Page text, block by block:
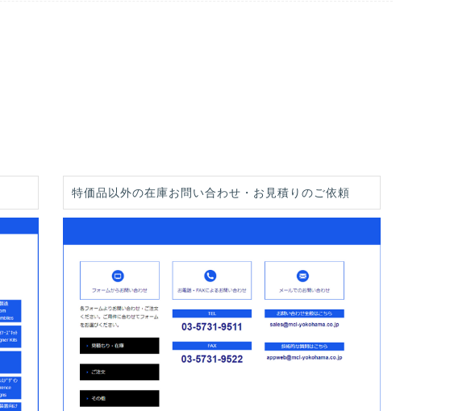
特価品以外の在庫お問い合わせ・お見積りのご依頼